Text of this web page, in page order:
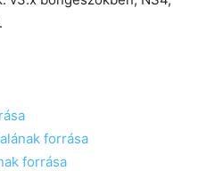
forrása
forrása